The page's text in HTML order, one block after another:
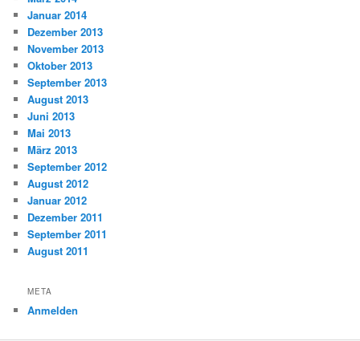
Januar 2014
Dezember 2013
November 2013
Oktober 2013
September 2013
August 2013
Juni 2013
Mai 2013
März 2013
September 2012
August 2012
Januar 2012
Dezember 2011
September 2011
August 2011
META
Anmelden